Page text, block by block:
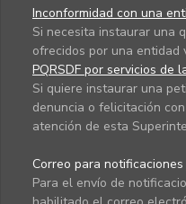
Inconformidad con una
Si necesita instaurar una
ofrecidos por una entidad
PQRSDF por servicios de
Si quiere instaurar una
denuncia o felicitación
atención de esta
Correo para
Para el envío de